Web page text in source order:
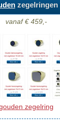
zegelringen
vanaf € 459,-
zegelring